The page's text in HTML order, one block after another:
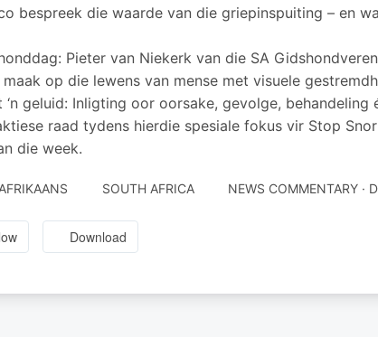
bespreek die waarde van die griepinspuiting – en
Pieter van Niekerk van die SA
maak op die lewens van mense met visuele
‘n geluid: Inligting oor oorsake, gevolge,
raad tydens hierdie spesiale fokus vir Stop
die week.
AFRIKAANS SOUTH AFRICA NEWS COMMENTARY ·
Download